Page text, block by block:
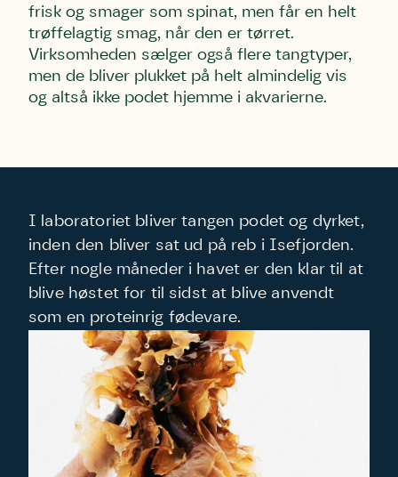
frisk og smager som spinat, men får en helt
trøffelagtig smag, når den er tørret.
Virksomheden sælger også flere tangtyper,
men de bliver plukket på helt almindelig vis
og altså ikke podet hjemme i akvarierne.
I laboratoriet bliver tangen podet og dyrket,
inden den bliver sat ud på reb i Isefjorden.
Efter nogle måneder i havet er den klar til at
blive høstet for til sidst at blive anvendt
som en proteinrig fødevare.